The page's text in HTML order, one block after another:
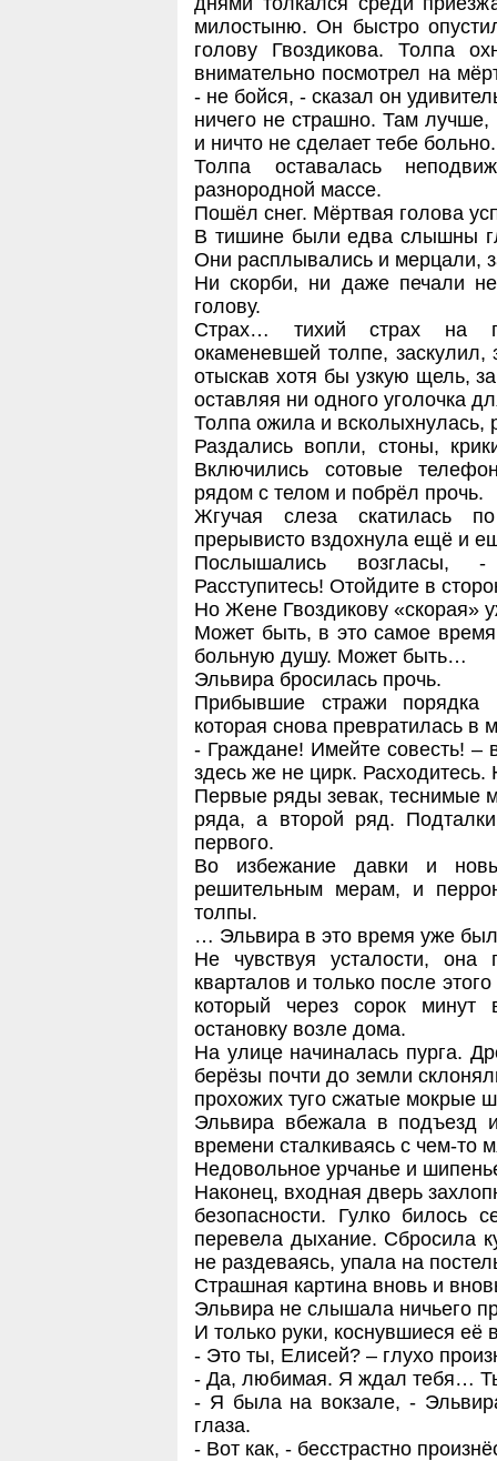
милостыню. Он быстро
голову Гвоздикова. Толпа
внимательно посмотрел на
- не бойся, - сказал он
ничего не страшно. Там
и ничто не сделает тебе больно.
Толпа оставалась
разнородной массе.
Пошёл снег. Мёртвая голова
В тишине были едва слышны
Они расплывались и мерцали,
Ни скорби, ни даже печали
голову.
Страх… тихий страх на
окаменевшей толпе, заскулил,
отыскав хотя бы узкую щель,
оставляя ни одного уголочка
Толпа ожила и всколыхнулась,
Раздались вопли, стоны,
Включились сотовые
рядом с телом и побрёл прочь.
Жгучая слеза скатилась
прерывисто вздохнула ещё и
Послышались возгласы, -
Расступитесь! Отойдите в
Но Жене Гвоздикову «скорая»
Может быть, в это самое
больную душу. Может быть…
Эльвира бросилась прочь.
Прибывшие стражи порядка
которая снова превратилась в
- Граждане! Имейте совесть! –
здесь же не цирк.
Первые ряды зевак, теснимые
ряда, а второй ряд.
первого.
Во избежание давки и
решительным мерам, и
толпы.
… Эльвира в это время уже
Не чувствуя усталости, она
кварталов и только после
который через сорок
остановку возле дома.
На улице начиналась пурга.
берёзы почти до земли
прохожих туго сжатые мокрые
Эльвира вбежала в подъезд
времени сталкиваясь с чем-то
Недовольное урчанье и
Наконец, входная дверь
безопасности. Гулко билось
перевела дыхание. Сбросила
не раздеваясь, упала на
Страшная картина вновь и
Эльвира не слышала ничьего
И только руки, коснувшиеся её
- Это ты, Елисей? – глухо
- Да, любимая. Я ждал тебя…
- Я была на вокзале, -
глаза.
- Вот как, - бесстрастно